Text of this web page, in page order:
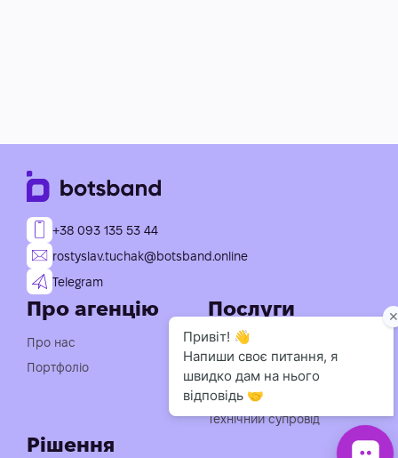
+38 093 135 53 44
rostyslav.tuchak@botsband.online
Telegram
Про агенцію
Про нас
Портфоліо
Рішення
Послуги
Індивідуальна розробка
чат-ботів
Консультація із
впровадження АІ
Технічний супровід